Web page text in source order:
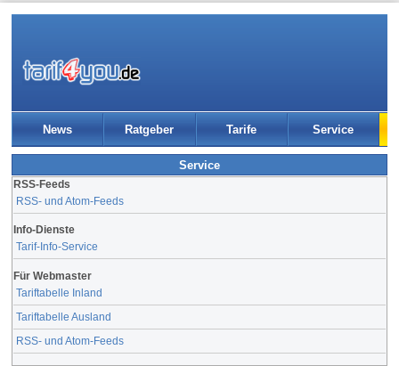
News Ratgeber Tarife Service
Service
RSS-Feeds
RSS- und Atom-Feeds
Info-Dienste
Tarif-Info-Service
Für Webmaster
Tariftabelle Inland
Tariftabelle Ausland
RSS- und Atom-Feeds